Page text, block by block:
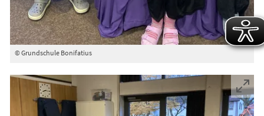
© Grundschule Bonifatius